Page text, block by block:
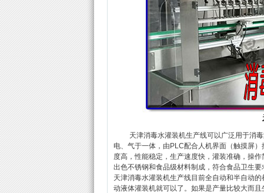
天津消毒水灌装机生产线可以广泛用于消毒
电、气于一体，由PLC配合人机界面（触摸屏
度高，性能稳定，生产速度快，灌装准确，操
出色不锈钢和食品级材料制成，符合食品卫生要
天津消毒水灌装机生产线目前全自动和半自动
动液体灌装机就可以了。如果是产量比较大而